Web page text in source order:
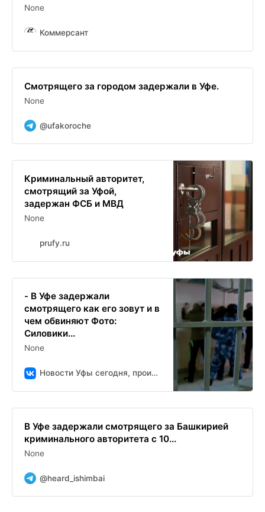
None
Коммерсант
Смотрящего за городом задержали в Уфе.
None
@ufakoroche
Криминальный авторитет,
смотрящий за Уфой,
задержан ФСБ и МВД
None
prufy.ru
- В Уфе задержали
смотрящего как его зовут и в
чем обвиняют Фото:
Силовики...
None
Новости Уфы сегодня, происшествия, ЧП и ДТП
В Уфе задержали смотрящего за Башкирией
криминального авторитета с 10...
None
@heard_ishimbai